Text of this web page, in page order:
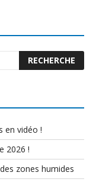
en vidéo !
2026 !
zones humides